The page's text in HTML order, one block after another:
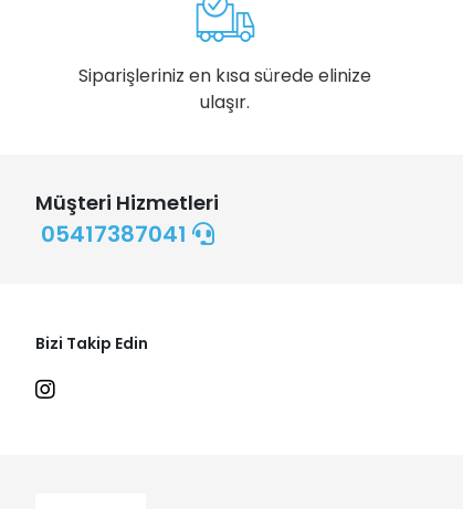
Siparişleriniz en kısa sürede elinize
ulaşır.
Müşteri Hizmetleri
05417387041
Bizi Takip Edin